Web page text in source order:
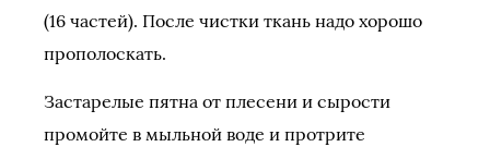
(16 частей). После чистки ткань надо хорошо
прополоскать.
Застарелые пятна от плесени и сырости
промойте в мыльной воде и протрите